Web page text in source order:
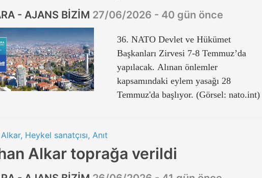
- AJANS BİZİM 27/06/2026 - 40 gün önce
36. NATO Devlet ve Hükümet
Başkanları Zirvesi 7-8 Temmuz’da
yapılacak. Alınan önlemler
kapsamındaki eylem yasağı 28
Temmuz'da başlıyor. (Görsel: nato.int)
Heykel sanatçısı, Anıt
Alkar toprağa verildi